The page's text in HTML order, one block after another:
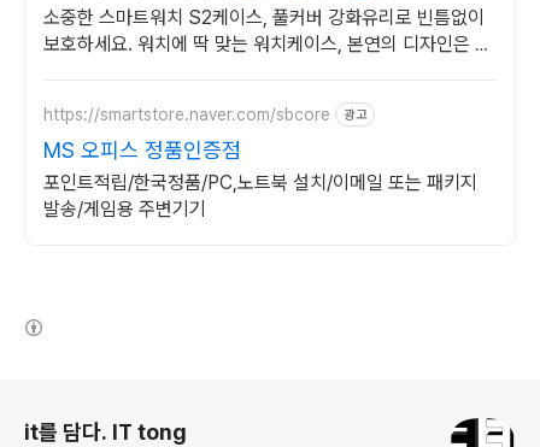
소중한 스마트워치 S2케이스, 풀커버 강화유리로 빈틈없이
보호하세요. 워치에 딱 맞는 워치케이스, 본연의 디자인은 살
https://smartstore.naver.com/sbcore 광고
MS 오피스 정품인증점
포인트적립/한국정품/PC,노트북 설치/이메일 또는 패키지
발송/게임용 주변기기
it를 담다. IT tong